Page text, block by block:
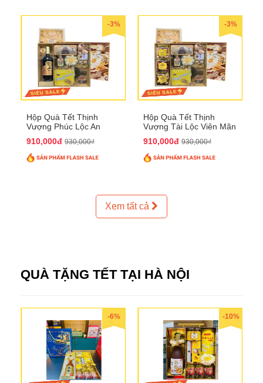
-3%
Hộp Quà Tết Thịnh
Vượng Phúc Lộc An
910,000đ 930,000₫
-3%
Hộp Quà Tết Thịnh
Vượng Tài Lộc Viên Mãn
910,000đ 930,000₫
Xem tất cả
QUÀ TẶNG TẾT TẠI HÀ NỘI
-6% -10%